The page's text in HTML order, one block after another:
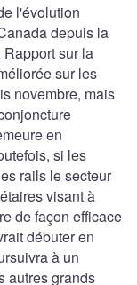
l'évolution
depuis la
sur la
sur les
novembre, mais
en
si les
rails le secteur
visant à
de façon efficace
débuter en
à un
autres grands